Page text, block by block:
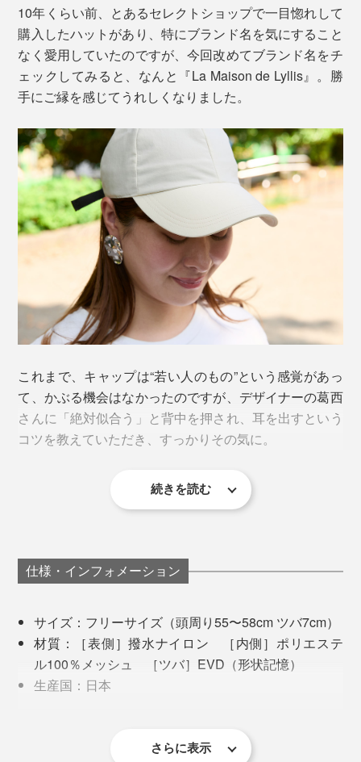
男女問わず使えるユニセックスなデザインですが、身長
が180cmを超える場合やガッチリ系の体格の男性には、
帽子が小さく見えてしまうかも。
下画像の男性モデルは177cmで、バッチリ似合っていま
した。
にコンプレックスをお持ちで、帽子をかぶる勇気がない
と。
たぶん、過去に帽子が似合わなかった経験がトラウマに
なっているのかなと思いますが、そもそも、“丸顔だか
丸くても細長くてもカバーするのが帽子。目の錯覚を利
用して、ブリムのベストポジションを見つければ大丈夫
なんです。
帽子かぶるのにわざわざ勇気なんて必要なくて、本当は
みんなに似合う。『La Maison de Lyllis』はワンサイズ
展開ですが、人を選ばず、頭の大きさや顔の形をカバー
しつつフィットするような工夫をデザインに盛り込んで
います。
ご試着いただくと、『あら〜似合ってる！』と納得され
ることが多いんですよ。
誰にでも似合う帽子があって、むしろコンプレックスを
カモフラージュできる。シンプルな服をおしゃれに見せ
ることのできる便利なアイテム。思い込みを捨てて、ど
んどんトライしていただきたいです！」
デザイナーの葛西美歌さんとオカメインコのオペラちゃん
10年くらい前、とあるセレクトショップで一目惚れして
購入したハットがあり、特にブランド名を気にすること
なく愛用していたのですが、今回改めてブランド名をチ
ェックしてみると、なんと『La Maison de Lyllis』。勝
手にご縁を感じてうれしくなりました。
これまで、キャップは“若い人のもの”という感覚があっ
て、かぶる機会はなかったのですが、デザイナーの葛西
さんに「絶対似合う」と背中を押され、耳を出すという
コツを教えていただき、すっかりその気に。
今まで自分になかったコーディネート、新しい自分に出
ヘアスタイルが決まらないときも、メイクが手抜きでも
カバーしてくれるので、ちょっと外に出るのも重宝。フ
続きを読む
仕様・インフォメーション
サイズ：フリーサイズ（頭周り55〜58cm ツバ7cm）
材質：［表側］撥水ナイロン ［内側］ポリエステ
ル100％メッシュ ［ツバ］EVD（形状記憶）
生産国：日本
さらに表示